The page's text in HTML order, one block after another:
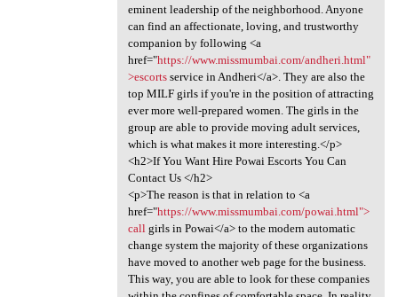
eminent leadership of the neighborhood. Anyone
can find an affectionate, loving, and trustworthy
companion by following <a
href="https://www.missmumbai.com/andheri.html"
>escortsservice in Andheri</a>. They are also the
top MILF girls if you're in the position of attracting
ever more well-prepared women. The girls in the
group are able to provide moving adult services,
which is what makes it more interesting.</p>
<h2>If You Want Hire Powai Escorts You Can
Contact Us </h2>
<p>The reason is that in relation to <a
href="https://www.missmumbai.com/powai.html">
call girls in Powai</a> to the modern automatic
change system the majority of these organizations
have moved to another web page for the business.
This way, you are able to look for these companies